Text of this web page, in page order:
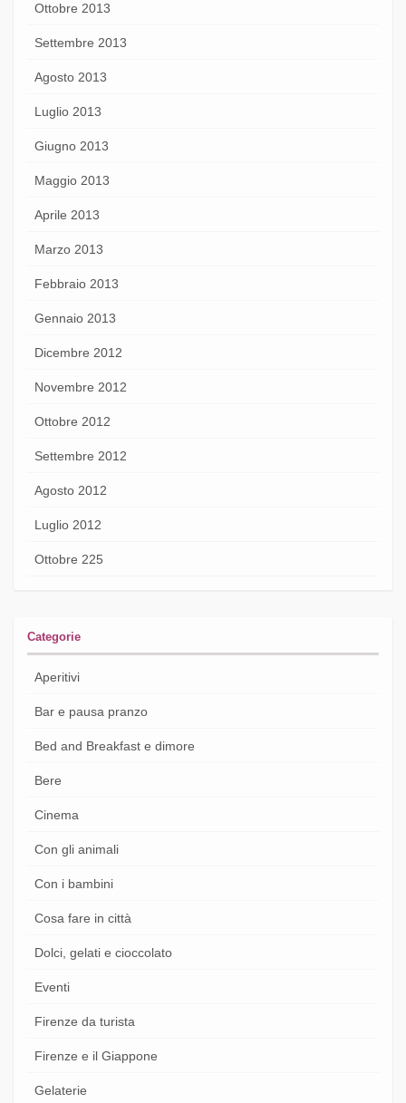
Ottobre 2013
Settembre 2013
Agosto 2013
Luglio 2013
Giugno 2013
Maggio 2013
Aprile 2013
Marzo 2013
Febbraio 2013
Gennaio 2013
Dicembre 2012
Novembre 2012
Ottobre 2012
Settembre 2012
Agosto 2012
Luglio 2012
Ottobre 225
Categorie
Aperitivi
Bar e pausa pranzo
Bed and Breakfast e dimore
Bere
Cinema
Con gli animali
Con i bambini
Cosa fare in città
Dolci, gelati e cioccolato
Eventi
Firenze da turista
Firenze e il Giappone
Gelaterie